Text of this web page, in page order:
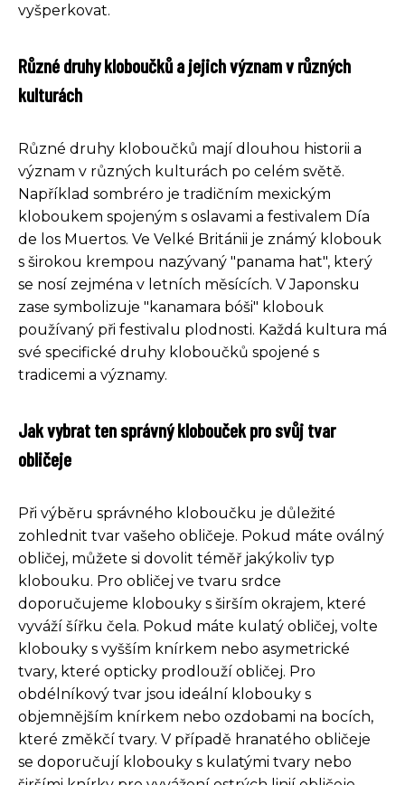
vyšperkovat.
Různé druhy kloboučků a jejich význam v různých
kulturách
Různé druhy kloboučků mají dlouhou historii a
význam v různých kulturách po celém světě.
Například sombréro je tradičním mexickým
kloboukem spojeným s oslavami a festivalem Día
de los Muertos. Ve Velké Británii je známý klobouk
s širokou krempou nazývaný "panama hat", který
se nosí zejména v letních měsících. V Japonsku
zase symbolizuje "kanamara bóši" klobouk
používaný při festivalu plodnosti. Každá kultura má
své specifické druhy kloboučků spojené s
tradicemi a významy.
Jak vybrat ten správný klobouček pro svůj tvar
obličeje
Při výběru správného kloboučku je důležité
zohlednit tvar vašeho obličeje. Pokud máte oválný
obličej, můžete si dovolit téměř jakýkoliv typ
klobouku. Pro obličej ve tvaru srdce
doporučujeme klobouky s širším okrajem, které
vyváží šířku čela. Pokud máte kulatý obličej, volte
klobouky s vyšším knírkem nebo asymetrické
tvary, které opticky prodlouží obličej. Pro
obdélníkový tvar jsou ideální klobouky s
objemnějším knírkem nebo ozdobami na bocích,
které změkčí tvary. V případě hranatého obličeje
se doporučují klobouky s kulatými tvary nebo